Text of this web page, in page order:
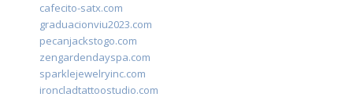
cafecito-satx.com
graduacionviu2023.com
pecanjackstogo.com
zengardendayspa.com
sparklejewelryinc.com
ironcladtattoostudio.com